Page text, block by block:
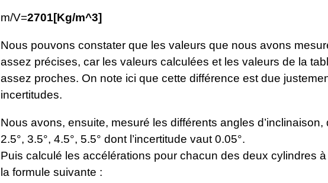
m/V=2701[Kg/m^3]
Nous pouvons constater que les valeurs que nous avons
assez précises, car les valeurs calculées et les valeurs de la
assez proches. On note ici que cette différence est due
incertitudes.
Nous avons, ensuite, mesuré les différents angles d’inclinaison,
2.5°, 3.5°, 4.5°, 5.5° dont l’incertitude vaut 0.05°.
Puis calculé les accélérations pour chacun des deux cylindres à
la formule suivante :